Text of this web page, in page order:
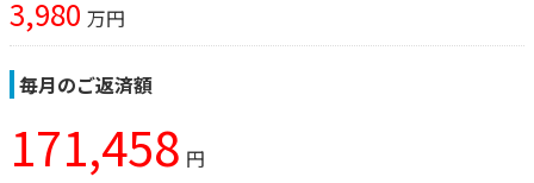
3,980 万円
毎月のご返済額
171,458 円